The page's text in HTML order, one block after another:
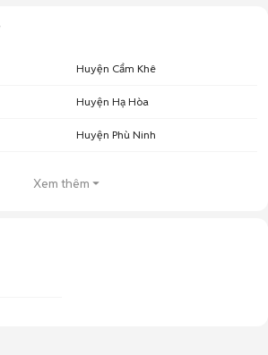
Huyện Cẩm Khê
Huyện Hạ Hòa
Huyện Phù Ninh
Xem thêm